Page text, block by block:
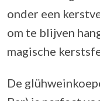
onder een
om te blijven
magische
De